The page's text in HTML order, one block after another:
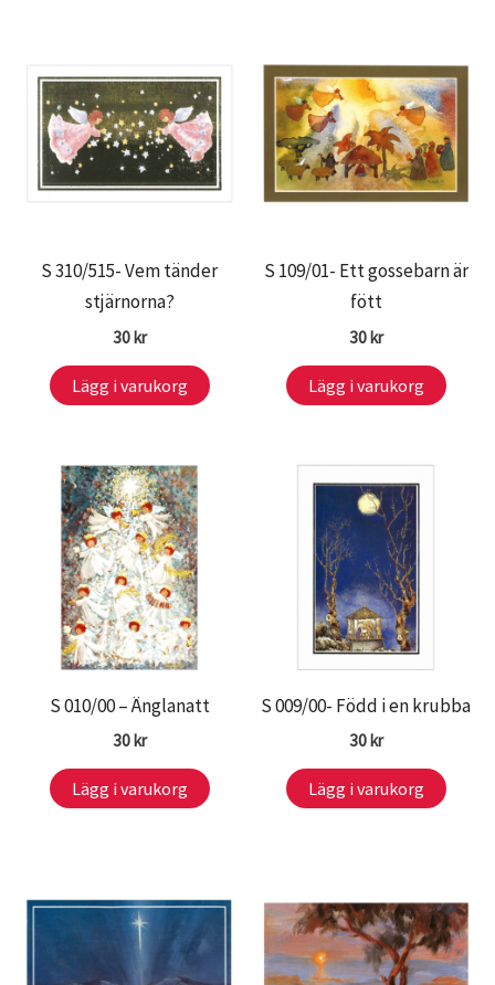
S 310/515- Vem tänder
stjärnorna?
30kr
Lägg i varukorg
S 109/01- Ett gossebarn är
fött
30kr
Lägg i varukorg
S 010/00 – Änglanatt
30 kr
Lägg i varukorg
S 009/00- Född i en krubba
30 kr
Lägg i varukorg